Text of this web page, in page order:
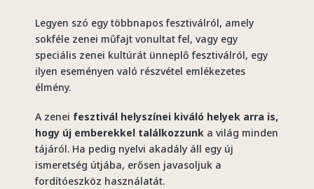
Legyen szó egy többnapos fesztiválról, amely
sokféle zenei műfajt vonultat fel, vagy egy
speciális zenei kultúrát ünneplő fesztiválról, egy
ilyen eseményen való részvétel emlékezetes
élmény.
A zenei fesztivál helyszínei kiváló helyek arra is,
hogy új emberekkel találkozzunka világ minden
tájáról. Ha pedig nyelvi akadály áll egy új
ismeretség útjába, erősen javasoljuk a
fordítóeszköz használatát.